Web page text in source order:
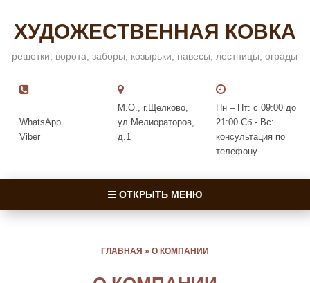
ХУДОЖЕСТВЕННАЯ КОВКА
решетки, ворота, заборы, козырьки, навесы, лестницы, ограды
Пн – Пт: с 09:00 до
21:00 Сб - Вс:
консультация по
телефону
М.О., г.Щелково,
ул.Мелиораторов,
д.1
WhatsApp
Viber
ОТКРЫТЬ МЕНЮ
ГЛАВНАЯ » О КОМПАНИИ